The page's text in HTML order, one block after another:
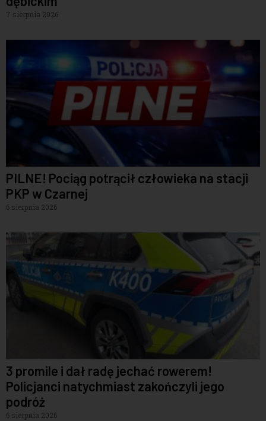
7 sierpnia 2026
PILNE! Pociąg potrącił człowieka na stacji
PKP w Czarnej
6 sierpnia 2026
3 promile i dał radę jechać rowerem!
Policjanci natychmiast zakończyli jego
podróż
6 sierpnia 2026